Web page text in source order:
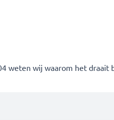
weten wij waarom het